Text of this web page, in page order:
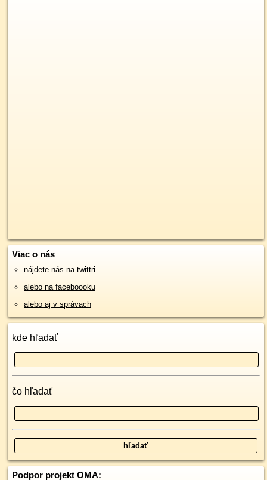
Viac o nás
nájdete nás na twittri
alebo na faceboooku
alebo aj v správach
kde hľadať
čo hľadať
Podpor projekt OMA: